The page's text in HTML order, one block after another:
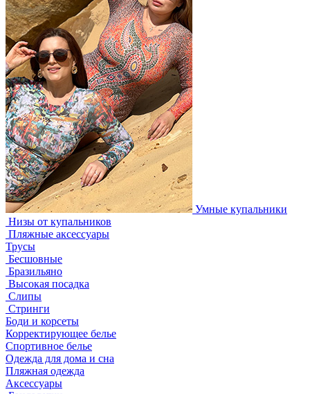
Умные купальники
Низы от купальников
Пляжные аксессуары
Трусы
Бесшовные
Бразильяно
Высокая посадка
Слипы
Стринги
Боди и корсеты
Корректирующее белье
Спортивное белье
Одежда для дома и сна
Пляжная одежда
Аксессуары